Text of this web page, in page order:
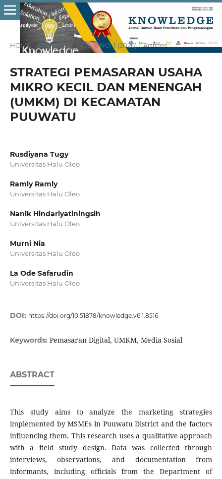
HOME ARCHIVES / VOL. 6 NO. 1 (2026) / Articles
STRATEGI PEMASARAN USAHA
MIKRO KECIL DAN MENENGAH
(UMKM) DI KECAMATAN
PUUWATU
Rusdiyana Tugy
Universitas Halu Oleo
Ramly Ramly
Universitas Halu Oleo
Nanik Hindariyatiningsih
Universitas Halu Oleo
Murni Nia
Universitas Halu Oleo
La Ode Safarudin
Universitas Halu Oleo
DOI: https://doi.org/10.51878/knowledge.v6i1.8516
Keywords: Pemasaran Digital, UMKM, Media Sosial
ABSTRACT
This study aims to analyze the marketing strategies
implemented by MSMEs in Puuwatu District and the factors
influencing them. This research uses a qualitative approach
with a field study design. Data was collected through
interviews, observations, and documentation from
informants, including officials from the Department of